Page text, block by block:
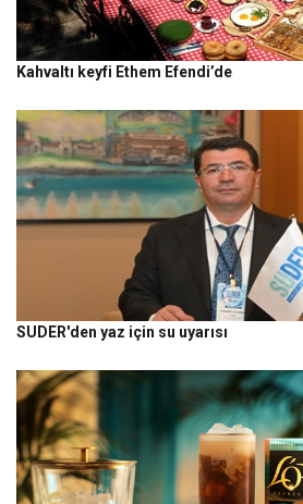
Kahvaltı keyfi Ethem Efendi’de
SUDER'den yaz için su uyarısı